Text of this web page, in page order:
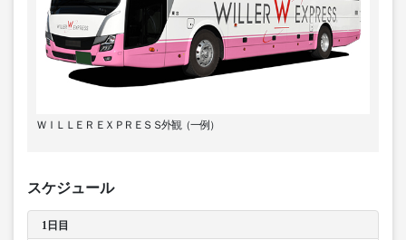
ＷＩＬＬＥＲ ＥＸＰＲＥＳＳ外観（一例）
スケジュール
1日目